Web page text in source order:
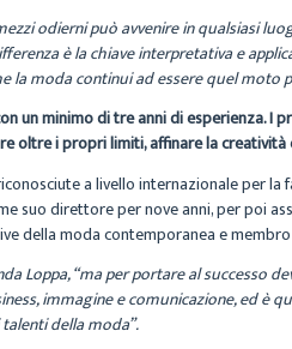
odierni può avvenire in qualsiasi
è la chiave interpretativa e
moda continui ad essere quel moto
un minimo di tre anni di esperienza.
oltre i propri limiti, affinare la
a livello internazionale per
suo direttore per nove anni, per poi
della moda contemporanea e
Loppa, “ma per portare al successo
immagine e comunicazione, ed è
della moda”.